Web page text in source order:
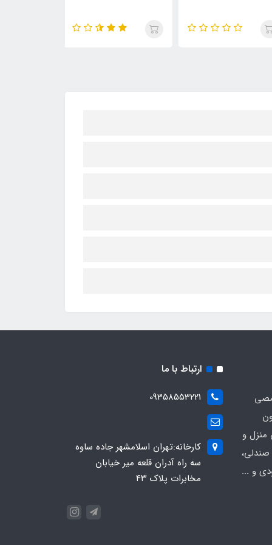
منزل و
صندلی،
و ...
ارتباط با ما
09358553221
کارخانه:تهران اسلامشهر جاده ساوه
سه راه آدران قلعه میر خیابان
مخابرات پلاک ۴۳